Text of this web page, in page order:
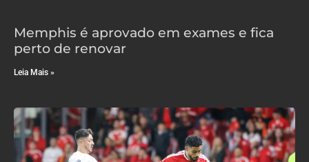
Memphis é aprovado em exames e fica
perto de renovar
Leia Mais »